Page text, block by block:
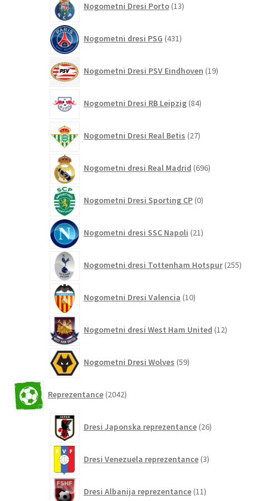
Nogometni Dresi Porto 13izdelkov
Nogometni dresi PSG 431izdelkov
Nogometni Dresi PSV Eindhoven 19izdelkov
Nogometni Dresi RB Leipzig 84izdelkov
Nogometni Dresi Real Betis 27izdelkov
Nogometni dresi Real Madrid 696izdelkov
Nogometni Dresi Sporting CP 0izdelkov
Nogometni dresi SSC Napoli 21izdelkov
Nogometni dresi Tottenham Hotspur 255
Nogometni Dresi Valencia 10izdelkov
Nogometni dresi West Ham United 12izdelkov
Nogometni Dresi Wolves 59izdelkov
Reprezentance 2042izdelkov
Dresi Japonska reprezentance 26izdelkov
Dresi Venezuela reprezentance 3izdelki
Dresi Albanija reprezentance 11izdelkov